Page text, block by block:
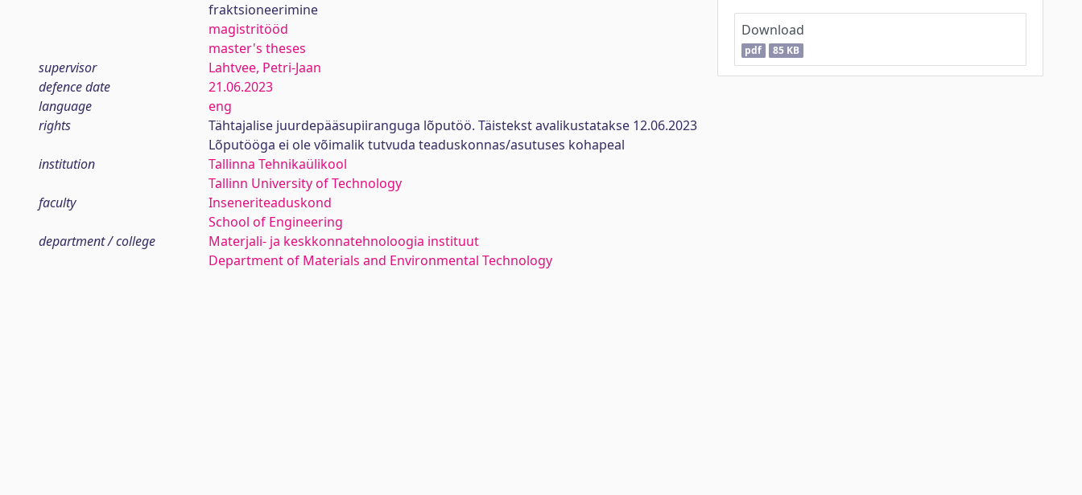
fraktsioneerimine
magistritööd
master's theses
supervisor
Lahtvee, Petri-Jaan
defence date
21.06.2023
language
eng
rights
Tähtajalise juurdepääsupiiranguga lõputöö. Täistekst avalikustatakse 12.06.2023
Lõputööga ei ole võimalik tutvuda teaduskonnas/asutuses kohapeal
institution
Tallinna Tehnikaülikool
Tallinn University of Technology
faculty
Inseneriteaduskond
School of Engineering
department / college
Materjali- ja keskkonnatehnoloogia instituut
Department of Materials and Environmental Technology
Download
pdf 85 KB